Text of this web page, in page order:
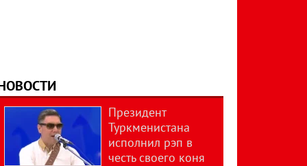
Президент
Туркменистана
исполнил рэп в
честь своего коня